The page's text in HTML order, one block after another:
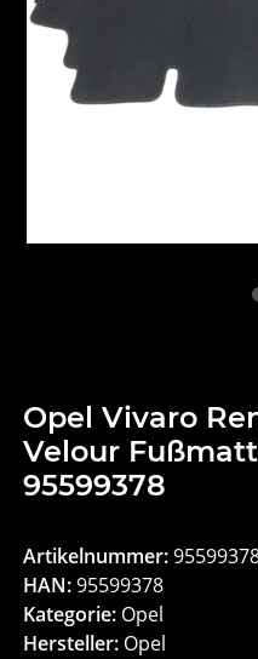
Opel Vivaro
Velour
95599378
Artikelnummer:
HAN:95599378
Kategorie: Opel
Hersteller: Opel